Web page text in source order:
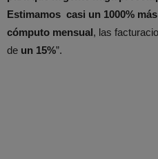
Estimamos casi un 1000%
cómputo mensual, las
de un 15%”.